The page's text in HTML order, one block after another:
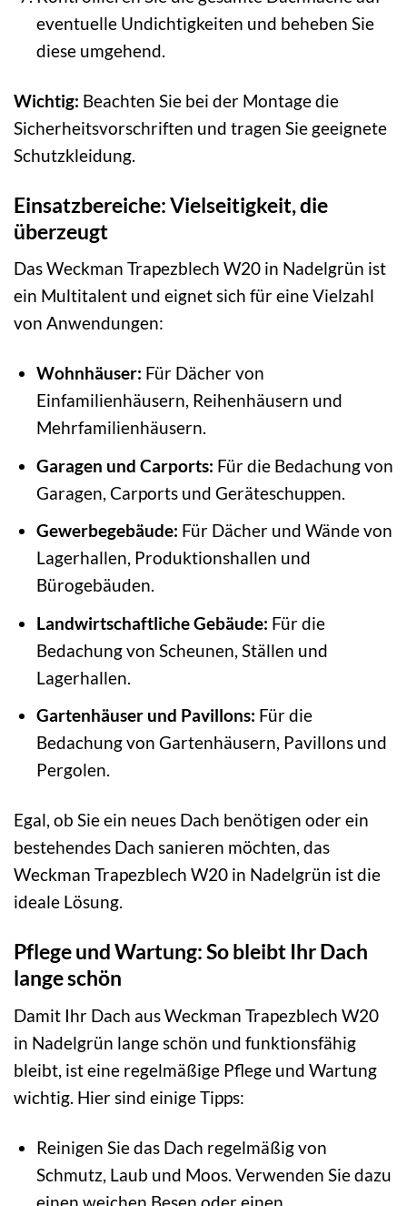
eventuelle Undichtigkeiten und beheben Sie
diese umgehend.
Wichtig: Beachten Sie bei der Montage die
Sicherheitsvorschriften und tragen Sie geeignete
Schutzkleidung.
Einsatzbereiche: Vielseitigkeit, die
überzeugt
Das Weckman Trapezblech W20 in Nadelgrün ist
ein Multitalent und eignet sich für eine Vielzahl
von Anwendungen:
Wohnhäuser: Für Dächer von
Einfamilienhäusern, Reihenhäusern und
Mehrfamilienhäusern.
Garagen und Carports: Für die Bedachung von
Garagen, Carports und Geräteschuppen.
Gewerbegebäude: Für Dächer und Wände von
Lagerhallen, Produktionshallen und
Bürogebäuden.
Landwirtschaftliche Gebäude: Für die
Bedachung von Scheunen, Ställen und
Lagerhallen.
Gartenhäuser und Pavillons: Für die
Bedachung von Gartenhäusern, Pavillons und
Pergolen.
Egal, ob Sie ein neues Dach benötigen oder ein
bestehendes Dach sanieren möchten, das
Weckman Trapezblech W20 in Nadelgrün ist die
ideale Lösung.
Pflege und Wartung: So bleibt Ihr Dach
lange schön
Damit Ihr Dach aus Weckman Trapezblech W20
in Nadelgrün lange schön und funktionsfähig
bleibt, ist eine regelmäßige Pflege und Wartung
wichtig. Hier sind einige Tipps:
Reinigen Sie das Dach regelmäßig von
Schmutz, Laub und Moos. Verwenden Sie dazu
einen weichen Besen oder einen